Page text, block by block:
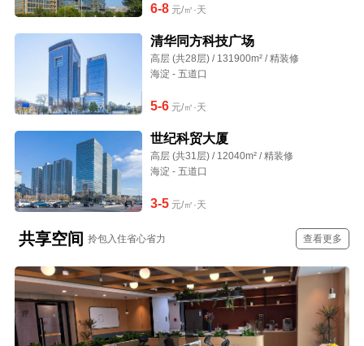
6-8元/㎡·天
清华同方科技广场
高层 (共28层) / 131900m² / 精装修
海淀 - 五道口
5-6元/㎡·天
世纪科贸大厦
高层 (共31层) / 12040m² / 精装修
海淀 - 五道口
3-5元/㎡·天
共享空间 拎包入住省心省力 查看更多